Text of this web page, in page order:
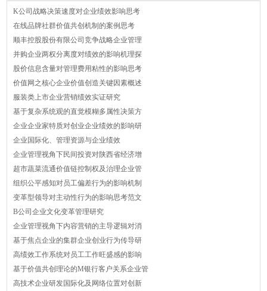
K公司战略决策速度对企业绩效影响思考
在线品牌社群价值共创机制的案例思考
顺丰控股股份有限公司竞争战略企业管理
并购企业两权分离度对绩效的影响机理探
股价信息含量对管理费用粘性的影响思考
价值网之核心企业价值创造关键因素概述
服装类上市企业营销绩效实证研究
基于复杂系统观的直觉模糊多属性决策方
企业企业家特质对创业企业绩效的影响研
企业国际化、管理资源与企业绩效
企业管理视角下民间投资对陕西省经济增
超市蔬菜流通价值链控制权及治理企业管
组织公平感知对员工偏差行为的影响机制
变革型领导对主动性行为的影响思考范文
B公司企业文化变革管理研究
企业管理视角下内容营销的主导逻辑对消
基于焦点企业的集群企业创业行为传导研
高绩效工作系统对员工工作旺盛感的影响
基于价值共创理论的M银行客户关系企业管
高技术企业研发国际化及网络位置对创新